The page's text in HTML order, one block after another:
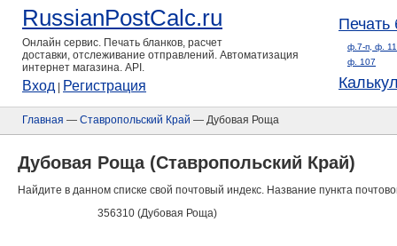
RussianPostCalc.ru
Онлайн сервис. Печать бланков, расчет
доставки, отслеживание отправлений. Автоматизация
интернет магазина. API.
Вход Регистрация
Печать
ф.7-п, ф.
ф. 107
Главная — Ставропольский Край — Дубовая Роща
Дубовая Роща (Ставропольский Край)
Найдите в данном списке свой почтовый индекс. Название пункта
356310 (Дубовая Роща)